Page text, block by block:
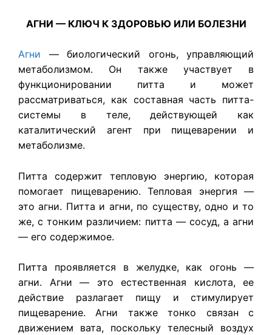
АГНИ — КЛЮЧ К ЗДОРОВЬЮ ИЛИ БОЛЕЗНИ
Агни — биологический огонь, управляющий
метаболизмом. Он также участвует в
функционировании питта и может
рассматриваться, как составная часть питта-
системы в теле, действующей как
каталитический агент при пищеварении и
метаболизме.
Питта содержит тепловую энергию, которая
помогает пищеварению. Тепловая энергия —
это агни. Питта и агни, по существу, одно и то
же, с тонким различием: питта — сосуд, а агни
— его содержимое.
Питта проявляется в желудке, как огонь —
агни. Агни — это естественная кислота, ее
действие разлагает пищу и стимулирует
пищеварение. Агни также тонко связан с
движением вата, поскольку телесный воздух